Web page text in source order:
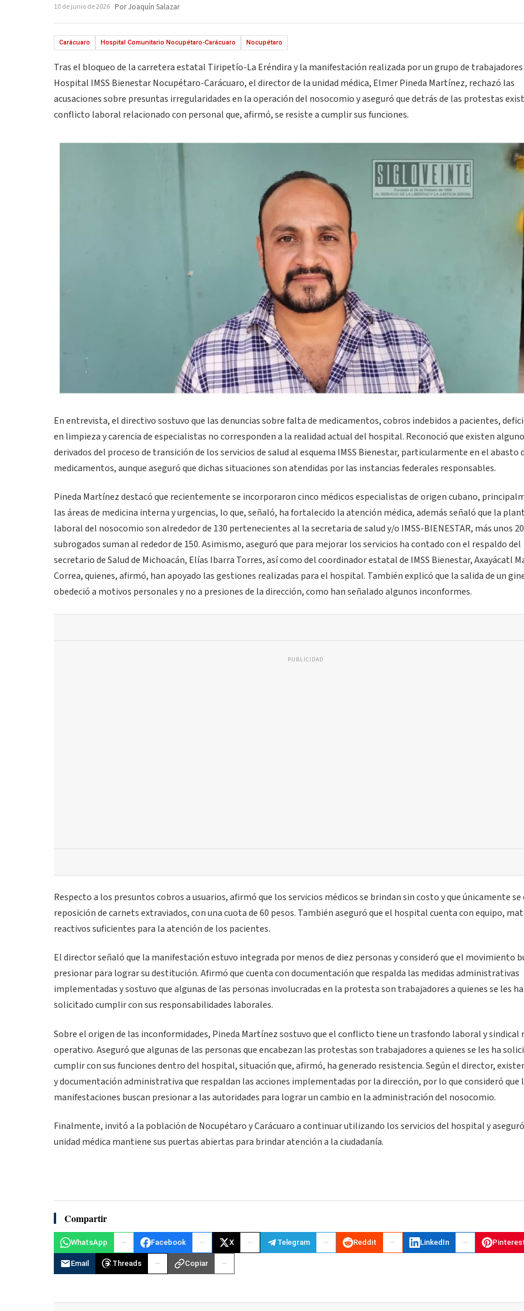
10 de junio de 2026 Por Joaquín Salazar
Carácuaro Hospital Comunitario Nocupétaro-Carácuaro Nocupétaro
Tras el bloqueo de la carretera estatal Tiripetío-La Eréndira y la manifestación realizada por un grupo de
Hospital IMSS Bienestar Nocupétaro-Carácuaro, el director de la unidad médica, Elmer Pineda Martínez, rechazó las
acusaciones sobre presuntas irregularidades en la operación del nosocomio y aseguró que detrás de las protestas
conflicto laboral relacionado con personal que, afirmó, se resiste a cumplir sus funciones.
En entrevista, el directivo sostuvo que las denuncias sobre falta de medicamentos, cobros indebidos a pacientes,
en limpieza y carencia de especialistas no corresponden a la realidad actual del hospital. Reconoció que existen
derivados del proceso de transición de los servicios de salud al esquema IMSS Bienestar, particularmente en el abasto
medicamentos, aunque aseguró que dichas situaciones son atendidas por las instancias federales responsables.
Pineda Martínez destacó que recientemente se incorporaron cinco médicos especialistas de origen cubano,
las áreas de medicina interna y urgencias, lo que, señaló, ha fortalecido la atención médica, además señaló que la
laboral del nosocomio son alrededor de 130 pertenecientes al la secretaria de salud y/o IMSS-BIENESTAR, más unos 20
subrogados suman al rededor de 150. Asimismo, aseguró que para mejorar los servicios ha contado con el respaldo del
secretario de Salud de Michoacán, Elías Ibarra Torres, así como del coordinador estatal de IMSS Bienestar, Axayácatl
Correa, quienes, afirmó, han apoyado las gestiones realizadas para el hospital. También explicó que la salida de un
obedeció a motivos personales y no a presiones de la dirección, como han señalado algunos inconformes.
PUBLICIDAD
Respecto a los presuntos cobros a usuarios, afirmó que los servicios médicos se brindan sin costo y que únicamente se
reposición de carnets extraviados, con una cuota de 60 pesos. También aseguró que el hospital cuenta con equipo,
reactivos suficientes para la atención de los pacientes.
El director señaló que la manifestación estuvo integrada por menos de diez personas y consideró que el movimiento
presionar para lograr su destitución. Afirmó que cuenta con documentación que respalda las medidas administrativas
implementadas y sostuvo que algunas de las personas involucradas en la protesta son trabajadores a quienes se les ha
solicitado cumplir con sus responsabilidades laborales.
Sobre el origen de las inconformidades, Pineda Martínez sostuvo que el conflicto tiene un trasfondo laboral y sindical
operativo. Aseguró que algunas de las personas que encabezan las protestas son trabajadores a quienes se les ha
cumplir con sus funciones dentro del hospital, situación que, afirmó, ha generado resistencia. Según el director,
y documentación administrativa que respaldan las acciones implementadas por la dirección, por lo que consideró que
manifestaciones buscan presionar a las autoridades para lograr un cambio en la administración del nosocomio.
Finalmente, invitó a la población de Nocupétaro y Carácuaro a continuar utilizando los servicios del hospital y
unidad médica mantiene sus puertas abiertas para brindar atención a la ciudadanía.
Compartir
WhatsApp Facebook X Telegram Reddit LinkedIn
Email Threads Copiar